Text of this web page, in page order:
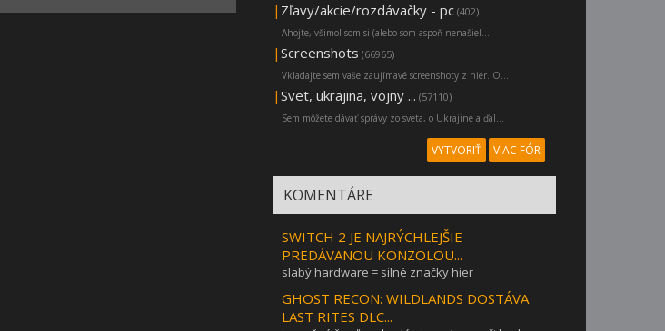
| Zľavy/akcie/rozdávačky - pc (402)
Ahojte, všimol som si (alebo som aspoň nenašiel...
| Screenshots (66965)
Vkladajte sem vaše zaujímavé screenshoty z hier. O...
| Svet, ukrajina, vojny ... (57110)
Sem môžete dávať správy zo sveta, o Ukrajine a ďal...
VYTVORIŤ VIAC FÓR
KOMENTÁRE
SWITCH 2 JE NAJRÝCHLEJŠIE
PREDÁVANOU KONZOLOU...
slabý hardware = silné značky hier
GHOST RECON: WILDLANDS DOSTÁVA
LAST RITES DLC...